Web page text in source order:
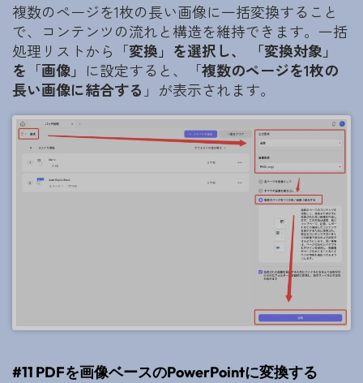
複数のページを1枚の長い画像に一括変換すること
で、コンテンツの流れと構造を維持できます。一括
処理リストから「変換」を選択し、 「変換対象」
を 「画像」 に設定すると、「複数のページを1枚の
長い画像に結合する 」が表示されます。
#11 PDFを画像ベースのPowerPointに変換する